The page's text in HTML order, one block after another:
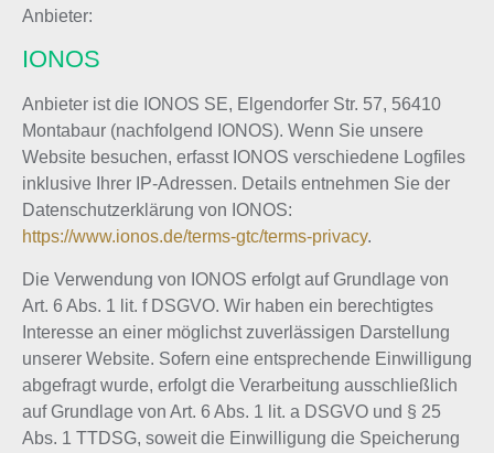
Anbieter:
IONOS
Anbieter ist die IONOS SE, Elgendorfer Str. 57, 56410
Montabaur (nachfolgend IONOS). Wenn Sie unsere
Website besuchen, erfasst IONOS verschiedene Logfiles
inklusive Ihrer IP-Adressen. Details entnehmen Sie der
Datenschutzerklärung von IONOS:
https://www.ionos.de/terms-gtc/terms-privacy.
Die Verwendung von IONOS erfolgt auf Grundlage von
Art. 6 Abs. 1 lit. f DSGVO. Wir haben ein berechtigtes
Interesse an einer möglichst zuverlässigen Darstellung
unserer Website. Sofern eine entsprechende Einwilligung
abgefragt wurde, erfolgt die Verarbeitung ausschließlich
auf Grundlage von Art. 6 Abs. 1 lit. a DSGVO und § 25
Abs. 1 TTDSG, soweit die Einwilligung die Speicherung